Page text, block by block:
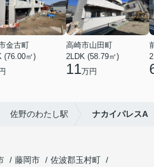
金古町
(76.00㎡)
高崎市山田町
2LDK (58.79㎡)
11万円
佐野のわたし駅 ナカイパレスA
藤岡市
佐波郡玉村町